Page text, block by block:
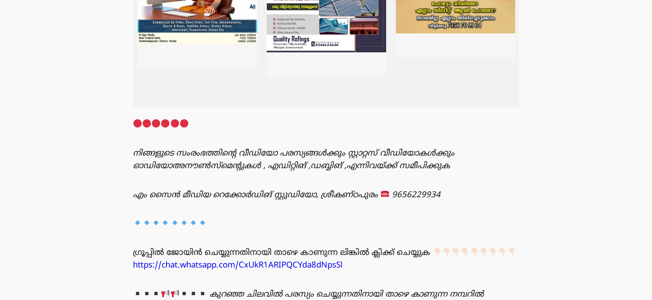
നിങ്ങളുടെ സംരംഭത്തിൻ്റെ വീഡിയോ പരസ്യങ്ങൾക്കും സ്റ്റാറ്റസ് വീഡിയോകൾക്കും
ഓഡിയോഅനൗൺസ്‌മെന്റുകൾ , എഡിറ്റിങ് ,ഡബ്ബിങ് ,എന്നിവയ്ക്ക് സമീപിക്കുക
എം സൈൻ മീഡിയ റെക്കോർഡിങ് സ്റ്റുഡിയോ, ശ്രീകണ്ഠപുരം 9656229934
ഗ്രൂപ്പിൽ ജോയിൻ ചെയ്യുന്നതിനായി താഴെ കാണുന്ന ലിങ്കിൽ ക്ലിക്ക് ചെയ്യുക
https://chat.whatsapp.com/CxUkR1ARIPQCYda8dNpsSl
കുറഞ്ഞ ചിലവിൽ പരസ്യം ചെയ്യുന്നതിനായി താഴെ കാണുന്ന നമ്പറിൽ